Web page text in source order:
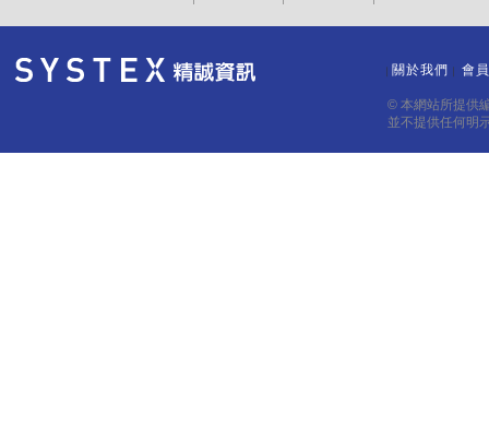
813
12:43:47
814 關於我們 會
© 本網站所提供
並不提供任何明